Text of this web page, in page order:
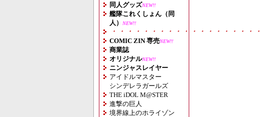
同人グッズNEW!!
艦隊これくしょん（同
人）
NEW!!
・・・・・・・・・・・・・・・・・・・
COMIC ZIN 専売NEW!!
商業誌
オリジナルNEW!!
ニンジャスレイヤー
アイドルマスター
シンデレラガールズ
THE iDOL M@STER
進撃の巨人
境界線上のホライゾン